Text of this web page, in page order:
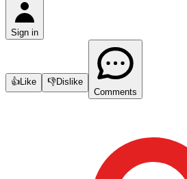
Sign in
👍Like 👎Dislike
Comments